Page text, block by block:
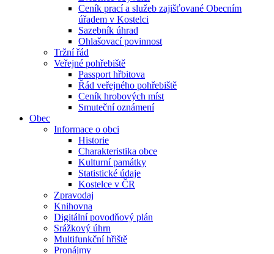
Ceník prací a služeb zajišťované Obecním
úřadem v Kostelci
Sazebník úhrad
Ohlašovací povinnost
Tržní řád
Veřejné pohřebiště
Passport hřbitova
Řád veřejného pohřebiště
Ceník hrobových míst
Smuteční oznámení
Obec
Informace o obci
Historie
Charakteristika obce
Kulturní památky
Statistické údaje
Kostelce v ČR
Zpravodaj
Knihovna
Digitální povodňový plán
Srážkový úhrn
Multifunkční hřiště
Pronájmy